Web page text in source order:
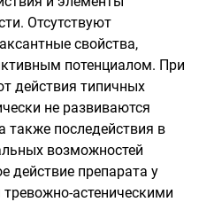
Отсутствуют
свойства,
потенциалом. При
действия типичных
не развиваются
также последействия в
возможностей
действие препарата у
астеническими